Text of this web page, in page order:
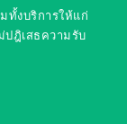
ทั้งบริการให้แก่
ปฎิเสธความรับ